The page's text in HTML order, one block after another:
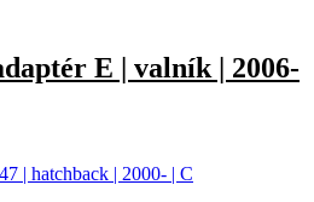
E | valník | 2006-